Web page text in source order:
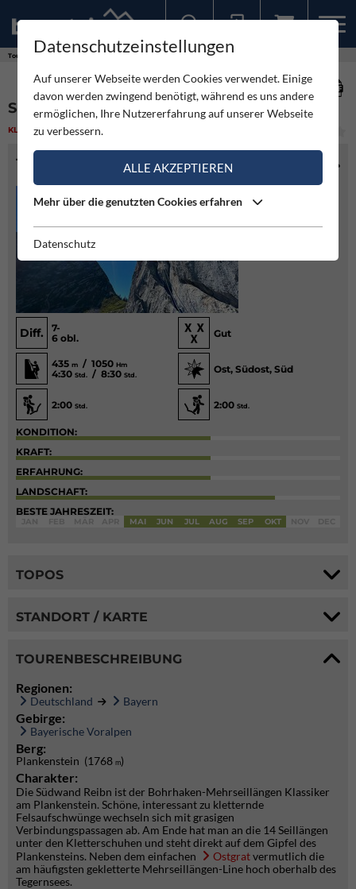
Touren
SÜDWAND REIBN - PLANKENSTEIN
KLETTERN MITTEL
TOURENINFO
Diff.
7-
6 obl.
Gut
435 m / 1050 Hm
4:30 Std. / 8:30 Std.
Ost, Südost, Süd
2:00 Std. 2:00 Std.
KONDITION:
KRAFT:
ERFAHRUNG:
LANDSCHAFT:
BESTE JAHRESZEIT:
MAI JUN JUL AUG SEP OKT
TOPOS
STANDORT / KARTE
TOURENBESCHREIBUNG
Regionen:
Deutschland Bayern
Gebirge:
Bayerische Voralpen
Berg:
Plankenstein (1768 m)
Charakter:
Die Südwand Reibn ist der Bohrhaken-Mehrseillängen Klassiker
am Plankenstein. Schöne, interessant zu kletternde
Felsaufschwünge wechseln sich mit grasigen
Verbindungspassagen ab. Am Ende hat man an die 14 Seillängen
unter den Kletterschuhen und steht direkt auf dem Gipfel des
Plankensteins. Neben dem einfachen
Ostgratvermutlich die
am häufigsten gekletterte Mehrseillängen-Line hoch oberhalb des
Tegernsees.
Datenschutzeinstellungen
Auf unserer Webseite werden Cookies verwendet. Einige
davon werden zwingend benötigt, während es uns andere
ermöglichen, Ihre Nutzererfahrung auf unserer Webseite
zu verbessern.
ALLE AKZEPTIEREN
Mehr über die genutzten Cookies erfahren
Datenschutz